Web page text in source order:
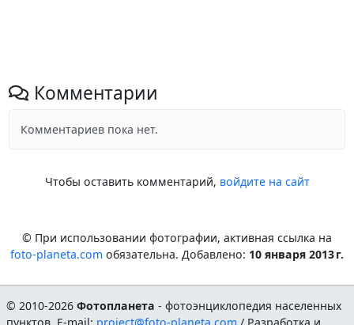
Комментарии
Комментариев пока нет.
Чтобы оставить комментарий, войдите на сайт
© При использовании фотографии, активная ссылка на
foto-planeta.com обязательна. Добавлено: 10 января 2013 г.
© 2010-2026Фотопланета - фотоэнциклопедия населенных